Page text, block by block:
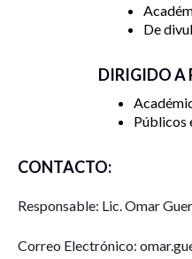
De
DIRIGIDO A
Públicos
CONTACTO:
Responsable: Lic. Omar
Correo Electrónico: